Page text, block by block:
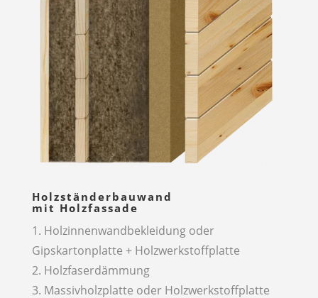
Holzständerbauwand
mit Holzfassade
1. Holzinnenwandbekleidung oder
Gipskartonplatte + Holzwerkstoffplatte
2. Holzfaserdämmung
3. Massivholzplatte oder Holzwerkstoffplatte